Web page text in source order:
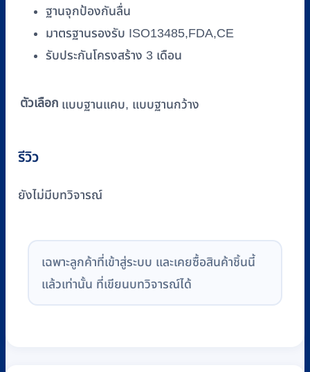
ฐานจุกป้องกันลื่น
มาตรฐานรองรับ ISO13485,FDA,CE
รับประกันโครงสร้าง 3 เดือน
ตัวเลือก แบบฐานแคบ, แบบฐานกว้าง
รีวิว
ยังไม่มีบทวิจารณ์
เฉพาะลูกค้าที่เข้าสู่ระบบ และเคยซื้อสินค้าชิ้นนี้
แล้วเท่านั้น ที่เขียนบทวิจารณ์ได้